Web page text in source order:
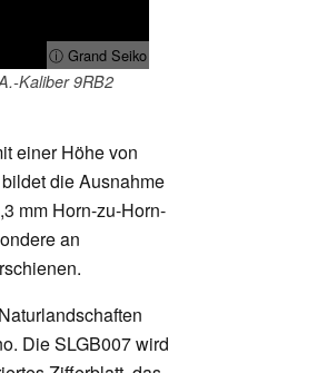
ⓘ Grand Seiko
Kaliber 9RB2
einer Höhe von
die Ausnahme
mm Horn-zu-Horn-
an
Die SLGB007 wird